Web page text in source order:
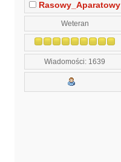
Rasowy_Aparatowy
Weteran
Wiadomości: 1639